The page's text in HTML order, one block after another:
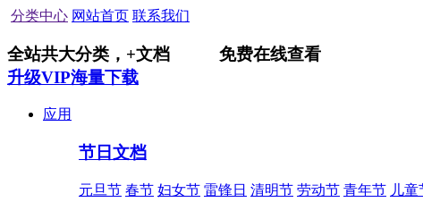
分类中心 网站首页 联系我们
全站共大分类， +文档
免费在线查看
升级VIP海量下载
应用
节日文档
元旦节 春节 妇女节 雷锋日 清明节 劳动节 青年节 儿童